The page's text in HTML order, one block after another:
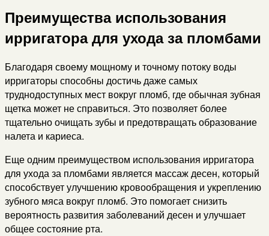
Преимущества использования
ирригатора для ухода за пломбами
Благодаря своему мощному и точному потоку воды
ирригаторы способны достичь даже самых
труднодоступных мест вокруг пломб, где обычная зубная
щетка может не справиться. Это позволяет более
тщательно очищать зубы и предотвращать образование
налета и кариеса.
Еще одним преимуществом использования ирригатора
для ухода за пломбами является массаж десен, который
способствует улучшению кровообращения и укреплению
зубного мяса вокруг пломб. Это помогает снизить
вероятность развития заболеваний десен и улучшает
общее состояние рта.